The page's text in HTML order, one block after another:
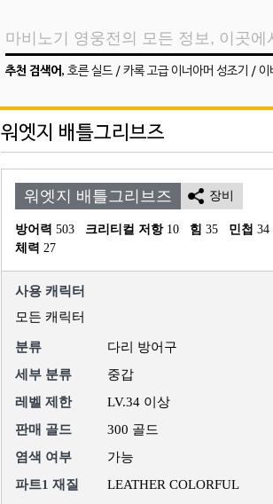
추천 검색어 , 호른 실드 / 카록 고급 이너아머 성조기 / 이
워엣지 배틀그리브즈
워엣지 배틀그리브즈 장비
방어력 503 크리티컬 저항 10 힘 35 민첩 34
체력 27
사용 캐릭터
모든 캐릭터
분류
다리 방어구
세부 분류
중갑
레벨 제한
LV.34 이상
판매 골드
300 골드
염색 여부
가능
파트1 재질
LEATHER COLORFUL